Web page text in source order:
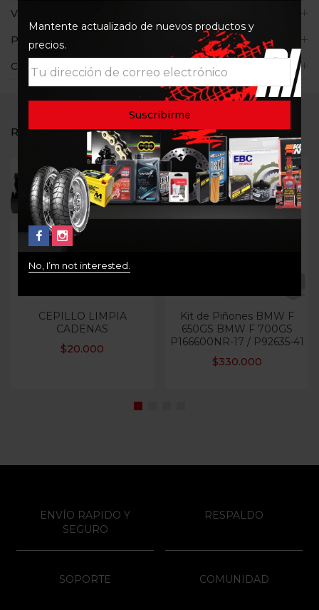
Valoraciones (0)
Políticas de la tienda
Consultas
RELATED PRODUCTS
CEPILLO LIMPIA
CADENAS
$20.000
Kit de Piñones BMW F
650GS BMW F 700GS
P166600NR-17 / P92635-41
$330.000
Mantente actualizado de nuevos productos y
precios.
No, I’m not interested.
ENVÍO RAPIDO Y
SEGURO
RESPALDO
SOPORTE COMUNIDAD